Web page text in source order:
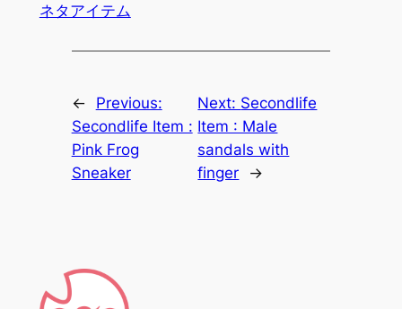
ネタアイテム
←
Previous:
Secondlife Item :
Pink Frog
Sneaker
Next: Secondlife
Item : Male
sandals with
finger
→